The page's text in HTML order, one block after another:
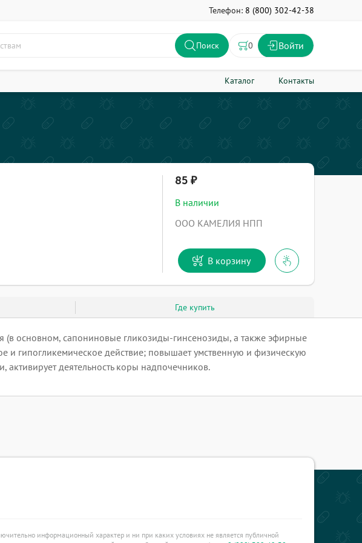
Телефон: 8 (800) 302-42-38
Поиск 0 Войти
Каталог Контакты
85
В наличии
ООО КАМЕЛИЯ НПП
В корзину
Где купить
(в основном, сапониновые гликозиды-гинсенозиды, а также эфирные
гипогликемическое действие; повышает умственную и физическую
деятельность коры надпочечников.
информационный характер и ни при каких условиях не является публичной